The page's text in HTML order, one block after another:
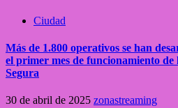
Ciudad
Más de 1.800 operativos se han
el primer mes de funcionamiento de
Segura
30 de abril de 2025 zonastreaming